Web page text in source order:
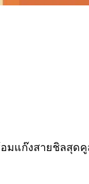
แก๊งสายชิลสุดคู